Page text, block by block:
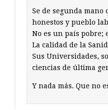
Se de segunda
honestos y pueblo
No es un país pobre;
La calidad de la
Sus Universidades,
ciencias de última
Y nada más. Que no